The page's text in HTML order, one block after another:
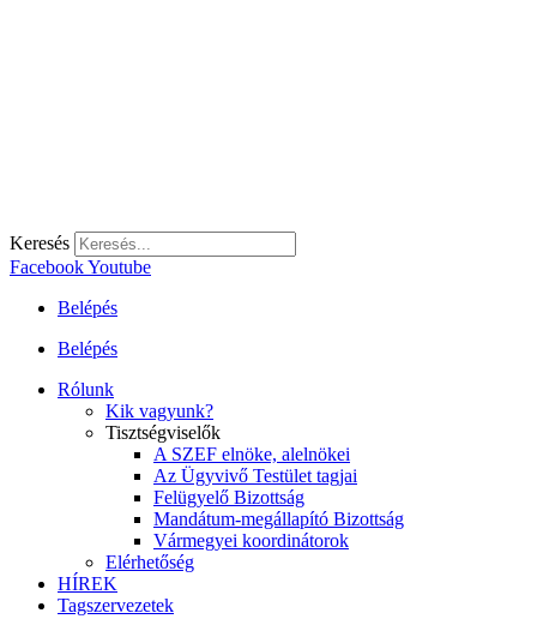
Keresés
FacebookYoutube
Belépés
Belépés
Rólunk
Kik vagyunk?
Tisztségviselők
A SZEF elnöke, alelnökei
Az Ügyvivő Testület tagjai
Felügyelő Bizottság
Mandátum-megállapító Bizottság
Vármegyei koordinátorok
Elérhetőség
HÍREK
Tagszervezetek